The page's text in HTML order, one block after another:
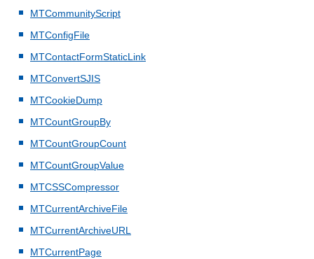
MTCommunityScript
MTConfigFile
MTContactFormStaticLink
MTConvertSJIS
MTCookieDump
MTCountGroupBy
MTCountGroupCount
MTCountGroupValue
MTCSSCompressor
MTCurrentArchiveFile
MTCurrentArchiveURL
MTCurrentPage